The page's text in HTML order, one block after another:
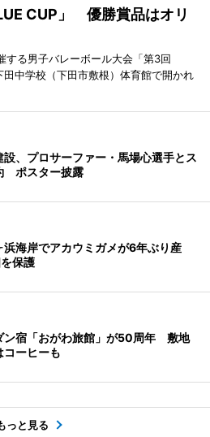
CUP」 優勝賞品はオリ
する男子バレーボール大会「第3回
中学校（下田市敷根）体育館で開かれ
設、プロサーファー・馬場心選手とス
ポスター披露
浜海岸でアカウミガメが6年ぶり産
保護
ン宿「おがわ旅館」が50周年 敷地
コーヒーも
っと見る